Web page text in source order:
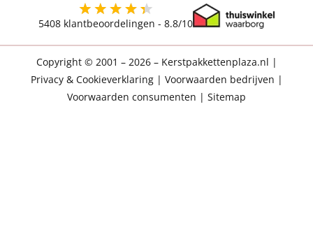
5408 klantbeoordelingen - 8.8/10
Copyright © 2001 – 2026 – Kerstpakkettenplaza.nl |
Privacy & Cookieverklaring| Voorwaarden bedrijven |
Voorwaarden consumenten | Sitemap